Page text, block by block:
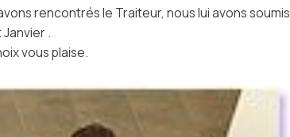
rencontrés le Traiteur, nous lui avons soumis
.
vous plaise.